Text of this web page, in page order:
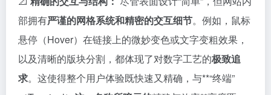
部拥有严谨的网格系统和精密的交互细节。例如，鼠标
悬停（Hover）在链接上的微妙变色或文字变粗效果，
以及清晰的版块分割，都体现了对数字工艺的极致追
求。这使得整个用户体验既快速又精确，与**“终端”